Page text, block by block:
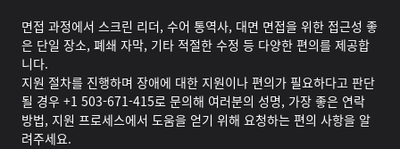
면접 과정에서 스크린 리더, 수어 통역사, 대면 면접을 위한 접근성 좋
은 단일 장소, 폐쇄 자막, 기타 적절한 수정 등 다양한 편의를 제공합
니다.
지원 절차를 진행하며 장애에 대한 지원이나 편의가 필요하다고 판단
될 경우 +1 503-671-415로 문의해 여러분의 성명, 가장 좋은 연락
방법, 지원 프로세스에서 도움을 얻기 위해 요청하는 편의 사항을 알
려주세요.